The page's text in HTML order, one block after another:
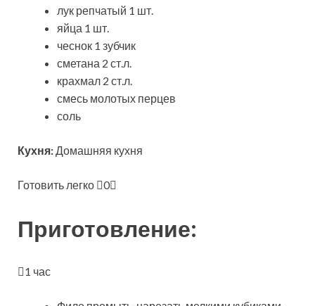
лук репчатый 1 шт.
яйца 1 шт.
чеснок 1 зубчик
сметана 2 ст.л.
крахмал 2 ст.л.
смесь молотых перцев
соль
Кухня: Домашняя кухня
Готовить легко 0
Приготовление:
1 час